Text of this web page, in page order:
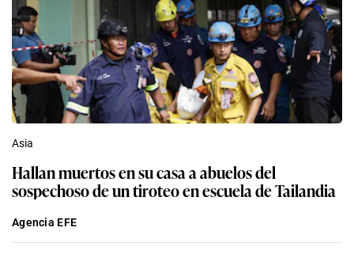
Asia
Hallan muertos en su casa a abuelos del
sospechoso de un tiroteo en escuela de Tailandia
Agencia EFE